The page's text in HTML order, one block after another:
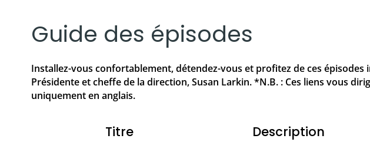
Ressources vidéo
Guide des épisodes
Installez-vous confortablement, détendez-vous et profitez de ces
Présidente et cheffe de la direction, Susan Larkin. *N.B. : Ces liens vous
uniquement en anglais.
Titre Description